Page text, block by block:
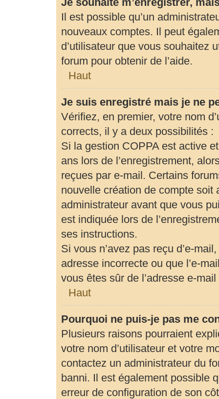
Il est possible qu’un
nouveaux comptes. Il peut
d’utilisateur que vous souhaitez
forum pour obtenir de l’aide.
Haut
Je suis enregistré mais je ne
Vérifiez, en premier, votre nom
corrects, il y a deux possibilités :
Si la gestion COPPA est active
ans lors de l’enregistrement,
reçues par e-mail. Certains
nouvelle création de compte soit
administrateur avant que vous
est indiquée lors de
ses instructions.
Si vous n’avez pas reçu d’e-
adresse incorrecte ou que l’e-
vous êtes sûr de l’adresse e-
Haut
Pourquoi ne puis-je pas me
Plusieurs raisons pourraient
votre nom d’utilisateur et votre
contactez un administrateur du
banni. Il est également possible
erreur de configuration de son